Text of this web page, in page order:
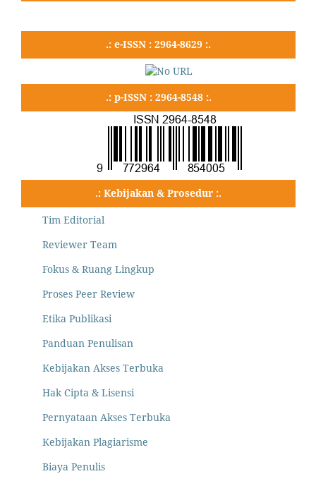
.: e-ISSN : 2964-8629 :.
.: p-ISSN : 2964-8548 :.
.: Kebijakan & Prosedur :.
Tim Editorial
Reviewer Team
Fokus & Ruang Lingkup
Proses Peer Review
Etika Publikasi
Panduan Penulisan
Kebijakan Akses Terbuka
Hak Cipta & Lisensi
Pernyataan Akses Terbuka
Kebijakan Plagiarisme
Biaya Penulis